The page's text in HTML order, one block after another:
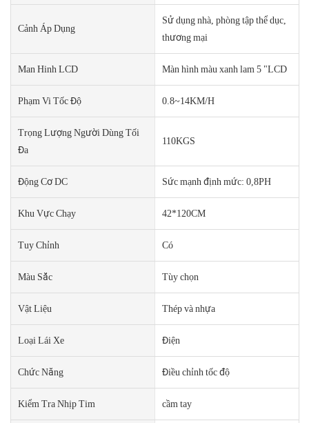
Cảnh Áp Dụng
Sử dụng nhà, phòng tập thể dục,
thương mại
Man Hinh LCD Màn hình màu xanh lam 5 "LCD
Phạm Vi Tốc Độ 0.8~14KM/H
Trọng Lượng Người Dùng Tối
Đa
110KGS
Động Cơ DC Sức mạnh định mức: 0,8PH
Khu Vực Chạy 42*120CM
Tuy Chỉnh Có
Màu Sắc Tùy chọn
Vật Liệu Thép và nhựa
Loại Lái Xe Điện
Chức Năng Điều chỉnh tốc độ
Kiểm Tra Nhịp Tim cầm tay